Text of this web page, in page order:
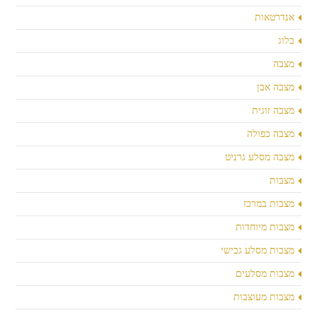
אנדרטאות
בלוג
מצבה
מצבה אבן
מצבה זוגית
מצבה כפולה
מצבה מסלע גרניט
מצבות
מצבות במרכז
מצבות מיוחדות
מצבות מסלע גבישי
מצבות מסלעים
מצבות מעוצבות